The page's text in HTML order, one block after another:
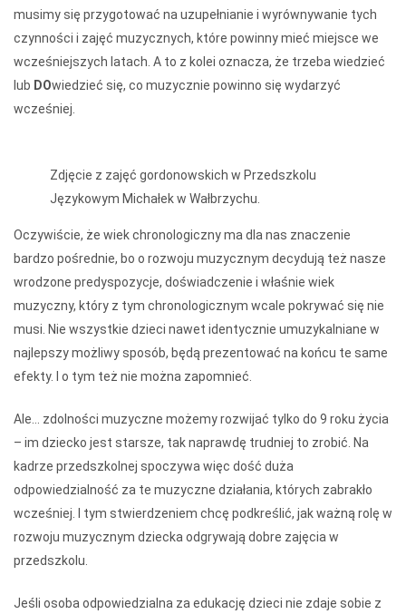
musimy się przygotować na uzupełnianie i wyrównywanie tych
czynności i zajęć muzycznych, które powinny mieć miejsce we
wcześniejszych latach. A to z kolei oznacza, że trzeba wiedzieć
lub DOwiedzieć się, co muzycznie powinno się wydarzyć
wcześniej.
Zdjęcie z zajęć gordonowskich w Przedszkolu
Językowym Michałek w Wałbrzychu.
Oczywiście, że wiek chronologiczny ma dla nas znaczenie
bardzo pośrednie, bo o rozwoju muzycznym decydują też nasze
wrodzone predyspozycje, doświadczenie i właśnie wiek
muzyczny, który z tym chronologicznym wcale pokrywać się nie
musi. Nie wszystkie dzieci nawet identycznie umuzykalniane w
najlepszy możliwy sposób, będą prezentować na końcu te same
efekty. I o tym też nie można zapomnieć.
Ale… zdolności muzyczne możemy rozwijać tylko do 9 roku życia
– im dziecko jest starsze, tak naprawdę trudniej to zrobić. Na
kadrze przedszkolnej spoczywa więc dość duża
odpowiedzialność za te muzyczne działania, których zabrakło
wcześniej. I tym stwierdzeniem chcę podkreślić, jak ważną rolę w
rozwoju muzycznym dziecka odgrywają dobre zajęcia w
przedszkolu.
Jeśli osoba odpowiedzialna za edukację dzieci nie zdaje sobie z